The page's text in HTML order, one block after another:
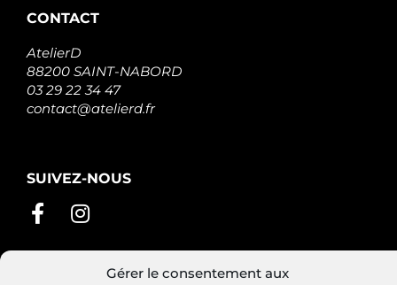
Gérer le consentement aux
CONTACT
AtelierD
88200 SAINT-NABORD
03 29 22 34 47
contact@atelierd.fr
SUIVEZ-NOUS